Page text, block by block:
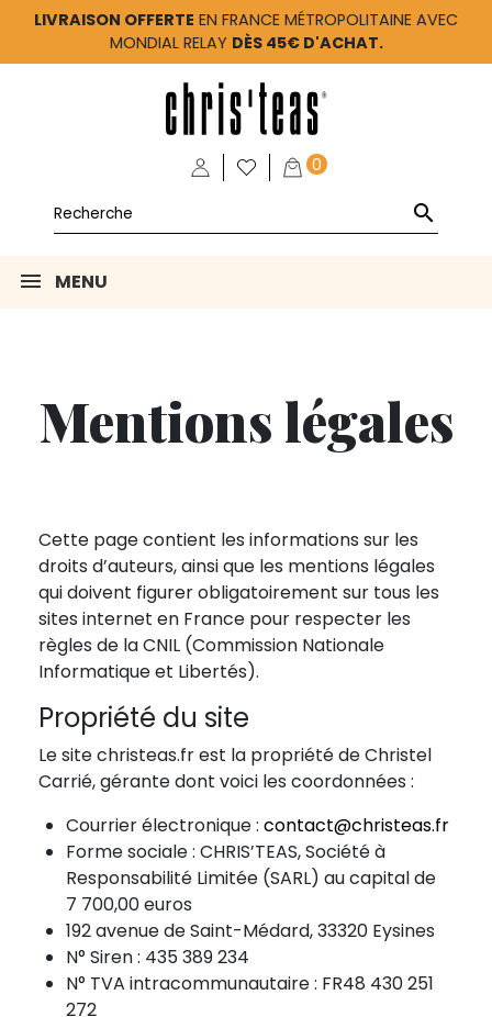
LIVRAISON OFFERTE EN FRANCE MÉTROPOLITAINE AVEC
MONDIAL RELAY DÈS 45€ D'ACHAT.
0

MENU
Mentions légales
Cette page contient les informations sur les
droits d’auteurs, ainsi que les mentions légales
qui doivent figurer obligatoirement sur tous les
sites internet en France pour respecter les
règles de la CNIL (Commission Nationale
Informatique et Libertés).
Propriété du site
Le site christeas.fr est la propriété de Christel
Carrié, gérante dont voici les coordonnées :
Courrier électronique : contact@christeas.fr
Forme sociale : CHRIS’TEAS, Société à
Responsabilité Limitée (SARL) au capital de
7 700,00 euros
192 avenue de Saint-Médard, 33320 Eysines
N° Siren : 435 389 234
N° TVA intracommunautaire : FR48 430 251
272